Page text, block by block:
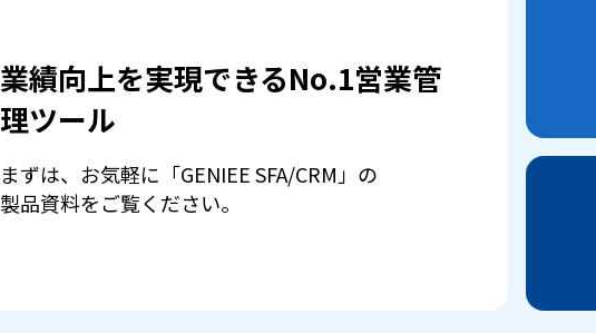
業績向上を実現できるNo.1営業管
理ツール
まずは、お気軽に「GENIEE SFA/CRM」の
製品資料をご覧ください。